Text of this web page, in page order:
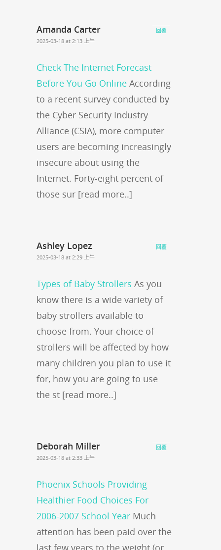
Amanda Carter
2025-03-18 at 2:13 上午
Check The Internet Forecast
Before You Go Online According
to a recent survey conducted by
the Cyber Security Industry
Alliance (CSIA), more computer
users are becoming increasingly
insecure about using the
Internet. Forty-eight percent of
those sur [read more..]
回覆
Ashley Lopez
2025-03-18 at 2:29 上午
Types of Baby Strollers As you
know there is a wide variety of
baby strollers available to
choose from. Your choice of
strollers will be affected by how
many children you plan to use it
for, how you are going to use
the st [read more..]
回覆
Deborah Miller
2025-03-18 at 2:33 上午
Phoenix Schools Providing
Healthier Food Choices For
2006-2007 School Year Much
attention has been paid over the
last few years to the weight (or
回覆